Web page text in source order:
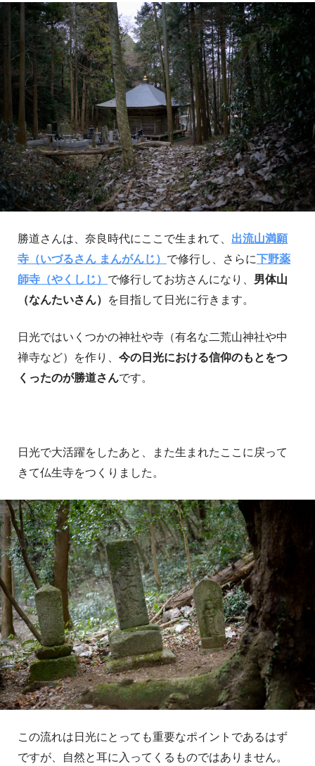
勝道さんは、奈良時代にここで生まれて、 出流山満願
寺（いづるさん まんがんじ） で修行し、さらに 下野薬
師寺（やくしじ） で修行してお坊さんになり、 男体山
（なんたいさん）
を目指して日光に行きます。
日光ではいくつかの神社や寺（有名な二荒山神社や中
禅寺など）を作り、 今の日光における信仰のもとをつ
くったのが勝道さんです。
日光で大活躍をしたあと、また生まれたここに戻って
きて仏生寺をつくりました。
この流れは日光にとっても重要なポイントであるはず
ですが、自然と耳に入ってくるものではありません。